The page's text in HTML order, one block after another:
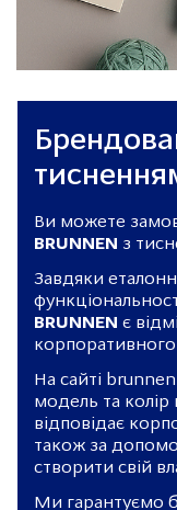
Ви можете
BRUNNEN з
Завдяки
BRUNNEN є
На сайті
модель та
відповідає
також за
створити свій
Ми гарантуємо